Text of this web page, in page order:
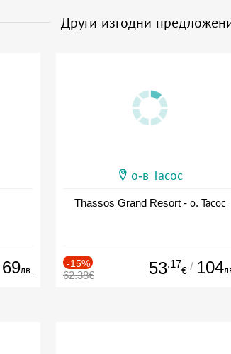
Други изгодни
69лв.
о-в Тасос
Thassos Grand Resort - о. Тасос
-15%
62.38€ 53.17
€ / 104